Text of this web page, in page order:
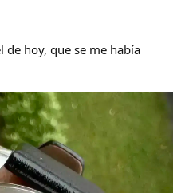
hoy, que se me había